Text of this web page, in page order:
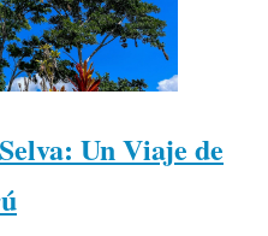
Un Viaje de